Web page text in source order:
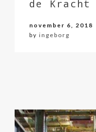
de Kracht
november 6, 2018
by ingeborg